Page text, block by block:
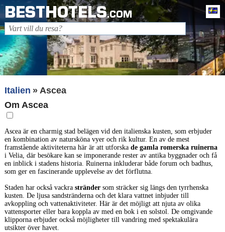
BESTHOTELS.COM
Italien
Ascea
Om Ascea
Ascea är en charmig stad belägen vid den italienska kusten, som erbjuder
en kombination av natursköna vyer och rik kultur. En av de mest
framstående aktiviteterna här är att utforska de gamla romerska ruinerna
i Velia, där besökare kan se imponerande rester av antika byggnader och få
en inblick i stadens historia. Ruinerna inkluderar både forum och badhus,
som ger en fascinerande upplevelse av det förflutna.
Staden har också vackra strändersom sträcker sig längs den tyrrhenska
kusten. De ljusa sandstränderna och det klara vattnet inbjuder till
avkoppling och vattenaktiviteter. Här är det möjligt att njuta av olika
vattensporter eller bara koppla av med en bok i en solstol. De omgivande
klipporna erbjuder också möjligheter till vandring med spektakulära
utsikter över havet.